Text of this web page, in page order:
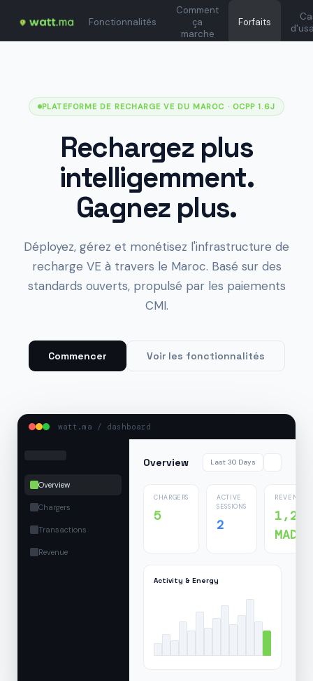
Fonctionnalités
Comment
ça
marche
Forfaits
PLATEFORME DE RECHARGE VE DU MAROC · OCPP 1.6J
Rechargez plus
intelligemment.
Gagnez plus.
Déployez, gérez et monétisez l'infrastructure de
recharge VE à travers le Maroc. Basé sur des
standards ouverts, propulsé par les paiements
CMI.
Commencer Voir les fonctionnalités
watt.ma / dashboard
Overview
Chargers
Transactions
Revenue
Overview Last 30 Days
CHARGERS
5
ACTIVE
SESSIONS
2
REVENUE
1,240
MAD
Activity & Energy